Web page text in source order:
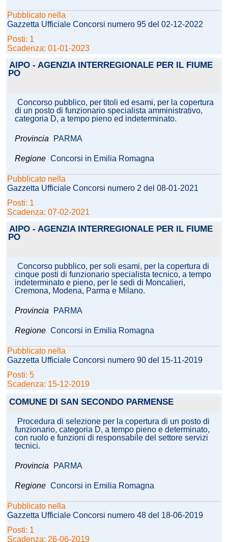
Pubblicato nella
Gazzetta Ufficiale Concorsi numero 95 del 02-12-2022
Posti: 1
Scadenza: 01-01-2023
AIPO - AGENZIA INTERREGIONALE PER IL FIUME
PO
Concorso pubblico, per titoli ed esami, per la copertura
di un posto di funzionario specialista amministrativo,
categoria D, a tempo pieno ed indeterminato.
Provincia PARMA
Regione Concorsi in Emilia Romagna
Pubblicato nella
Gazzetta Ufficiale Concorsi numero 2 del 08-01-2021
Posti: 1
Scadenza: 07-02-2021
AIPO - AGENZIA INTERREGIONALE PER IL FIUME
PO
Concorso pubblico, per soli esami, per la copertura di
cinque posti di funzionario specialista tecnico, a tempo
indeterminato e pieno, per le sedi di Moncalieri,
Cremona, Modena, Parma e Milano.
Provincia PARMA
Regione Concorsi in Emilia Romagna
Pubblicato nella
Gazzetta Ufficiale Concorsi numero 90 del 15-11-2019
Posti: 5
Scadenza: 15-12-2019
COMUNE DI SAN SECONDO PARMENSE
Procedura di selezione per la copertura di un posto di
funzionario, categoria D, a tempo pieno e determinato,
con ruolo e funzioni di responsabile del settore servizi
tecnici.
Provincia PARMA
Regione Concorsi in Emilia Romagna
Pubblicato nella
Gazzetta Ufficiale Concorsi numero 48 del 18-06-2019
Posti: 1
Scadenza: 26-06-2019